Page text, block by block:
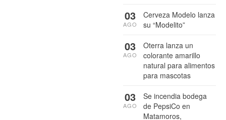
Cerveza Modelo lanza
su “Modelito”
03
AGO
Oterra lanza un
colorante amarillo
natural para alimentos
para mascotas
03
AGO
Se incendia bodega
de PepsiCo en
Matamoros,
03
AGO